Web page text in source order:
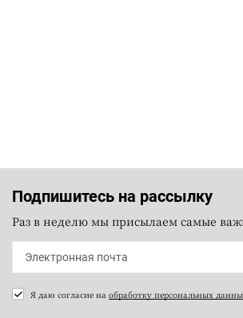
Подпишитесь на рассылку
Раз в неделю мы присылаем самые
Я даю согласие на обработку персональных